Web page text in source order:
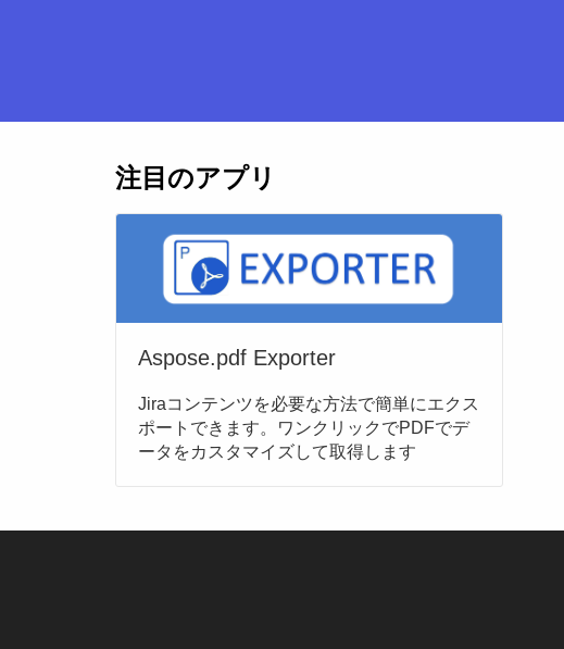
注目のアプリ
Aspose.pdf Exporter
Jiraコンテンツを必要な方法で簡単にエクス
ポートできます。ワンクリックでPDFでデ
ータをカスタマイズして取得します